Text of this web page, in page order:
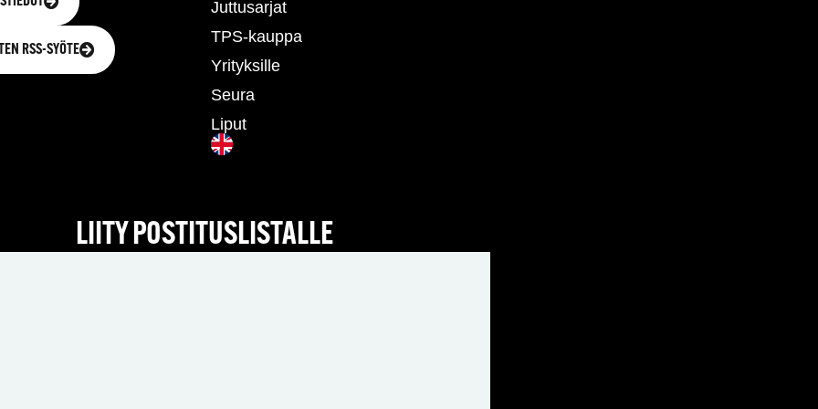
RSS-SYÖTE
Juttusarjat
TPS-kauppa
Yrityksille
Seura
Liput
LIITY POSTITUSLISTALLE